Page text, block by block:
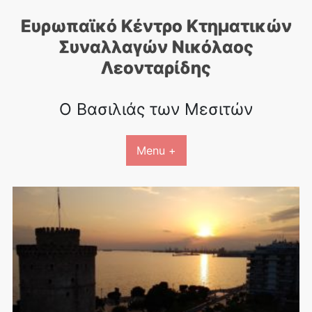
Ευρωπαϊκό Κέντρο Κτηματικών
Συναλλαγών Nικόλαος
Λεονταρίδης
Ο Βασιλιάς των Μεσιτών
Menu +